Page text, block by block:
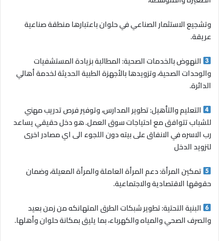
وتشجيع الاستثمار الصناعي في حلوان باعتبارها منطقة صناعية
عريقة.
النهوض بالخدمات الصحية: المطالبة بزيادة المستشفيات
والوحدات الصحية، وتزويدها بالأجهزة الطبية الحديثة لخدمة أهالي
الدائرة.
التعليم والتأهيل: تطوير المدارس، وتوفير فرص تدريب مهني
للشباب تتوافق مع احتياجات سوق العمل. هو دخل حقيقي يساعد
رب الاسره في الانفاق على بيته دون اللجوء الى اي مصادر اخرى
لتزويد الدخل
تمكين المرأة: دعم المرأة العاملة والمرأة المعيلة، وضمان
حقوقها الاقتصادية والاجتماعية.
البنية التحتية: تطوير شبكات الطرق المتهانكه من زمن بعيد
والصرف الصحي والمياه والكهرباء، بما يليق بمكانة حلوان وأهلها.